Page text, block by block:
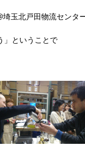
玉北戸田物流センタ
」ということで